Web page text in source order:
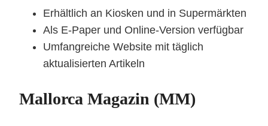
Erhältlich an Kiosken und in Supermärkten
Als E-Paper und Online-Version verfügbar
Umfangreiche Website mit täglich
aktualisierten Artikeln
Mallorca Magazin (MM)